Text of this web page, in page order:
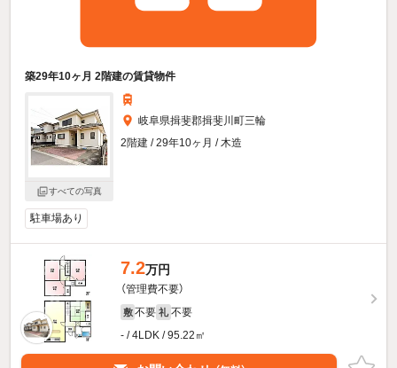
築29年10ヶ月 2階建の賃貸物件
すべての写真
岐阜県揖斐郡揖斐川町三輪
2階建 / 29年10ヶ月 / 木造
駐車場あり
7.2万円
（管理費不要）
敷 不要 礼 不要
- / 4LDK / 95.22㎡